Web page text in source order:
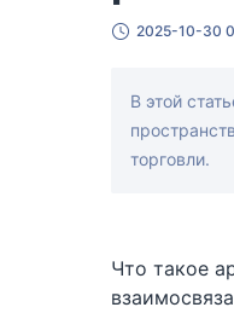
2025-10-30
В этой
торговли.
Что такое